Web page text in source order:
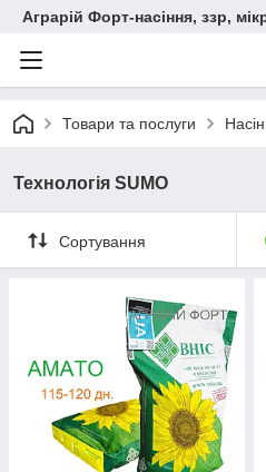
Аграрій Форт-насіння, ззр,
Товари та послуги
Технологія SUMO
Сортування